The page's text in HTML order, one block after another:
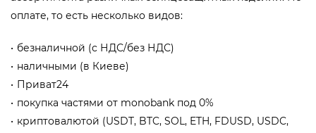
оплате, то есть несколько видов:
безналичной (с НДС/без НДС)
наличными (в Киеве)
Приват24
покупка частями от monobank под 0%
криптовалютой (USDT, BTC, SOL, ETH, FDUSD, USDC,